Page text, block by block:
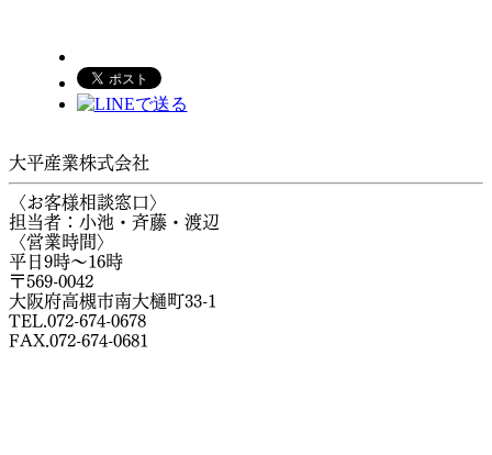
大平産業株式会社
〈お客様相談窓口〉
担当者：小池・斉藤・渡辺
〈営業時間〉
平日9時～16時
〒569-0042
大阪府高槻市南大樋町33-1
TEL.072-674-0678
FAX.072-674-0681